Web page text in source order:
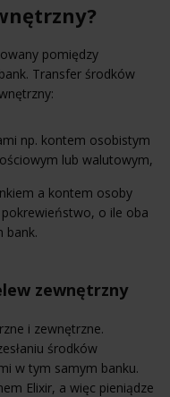
pomiędzy
Transfer środków
np. kontem osobistym
lub walutowym,
a kontem osoby
o ile oba
bank.
zewnętrzny
i zewnętrzne.
środków
w tym samym banku.
Elixir, a więc pieniądze